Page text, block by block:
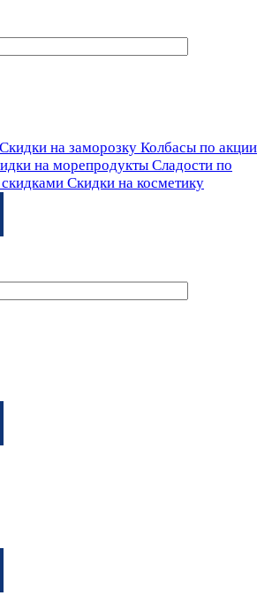
Скидки на заморозку Колбасы по акции
на морепродукты Сладости по
Скидки на косметику